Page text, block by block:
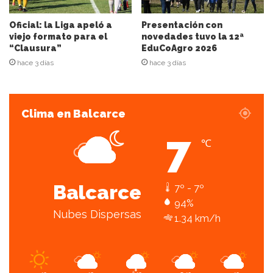
o
e
l
e
c
n
Oficial: la Liga apeló a
viejo formato para el
“Clausura”
hace 3 días
Presentación con
novedades tuvo la 12ª
EduCoAgro 2026
hace 3 días
Clima en Balcarce
Balcarce
Nubes Dispersas
7 ℃
7º - 7º
94%
1.34 km/h